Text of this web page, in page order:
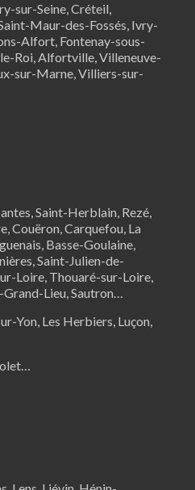
sur-Seine,Créteil,
Maur-des-Fossés, Ivry-
Alfort, Fontenay-sous-
Roi, Alfortville, Villeneuve-
sur-Marne, Villiers-sur-
,Saint-Herblain, Rezé,
Couëron,Carquefou, La
, Basse-Goulaine,
,Saint-Julien-de-
Loire, Thouaré-sur-Loire,
Lieu, Sautron…
Yon, Les Herbiers, Luçon,
…